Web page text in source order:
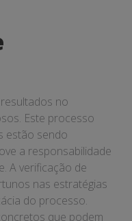
no
Este processo
estão sendo
a responsabilidade
A verificação de
nas estratégias
do processo.
que podem